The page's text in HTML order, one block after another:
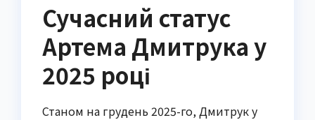
Сучасний статус
Артема Дмитрука у
2025 році
Станом на грудень 2025-го, Дмитрук у